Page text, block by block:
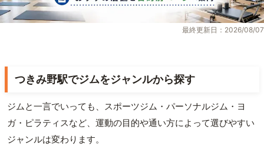
最終更新日：2026/08/07
つきみ野駅でジムをジャンルから探す
ジムと一言でいっても、スポーツジム・パーソナルジム・ヨ
ガ・ピラティスなど、運動の目的や通い方によって選びやすい
ジャンルは変わります。